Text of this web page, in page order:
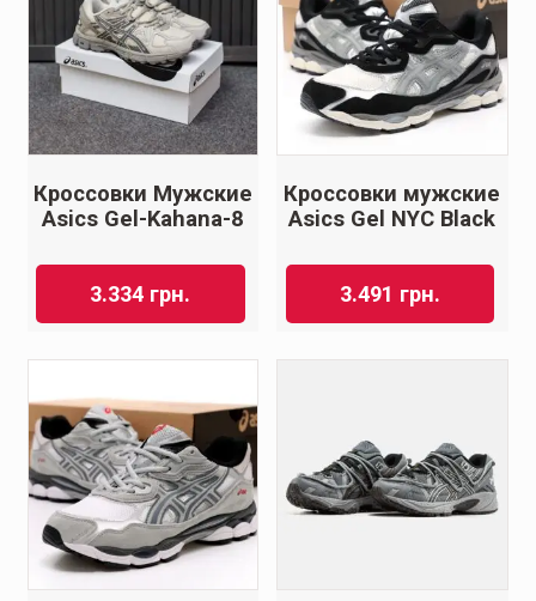
Кроссовки Мужские
Asics Gel-Kahana-8
3.334 грн.
Кроссовки мужские
Asics Gel NYC Black
3.491 грн.